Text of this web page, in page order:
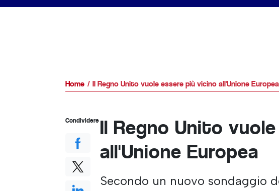
Home Il Regno Unito vuole essere più vicino all'Unione Europea
Il Regno Unito
all'Unione Europea
Secondo un nuovo sondaggio
Condividere